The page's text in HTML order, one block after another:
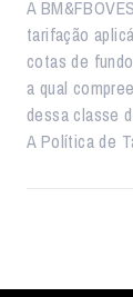
A
tarifação
cotas de
a qual
dessa classe
A Política de